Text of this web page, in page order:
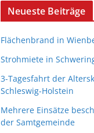
Neueste Beiträge
Flächenbrand in
Strohmiete in
3-Tagesfahrt der
Schleswig-Holstein
Mehrere Einsätze
der Samtgemeinde